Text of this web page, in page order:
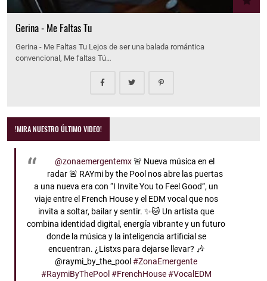
Gerina - Me Faltas Tu
Gerina - Me Faltas Tu Lejos de ser una balada romántica
convencional, Me faltas Tú…
!MIRA NUESTRO ÚLTIMO VIDEO!
@zonaemergentemx🚨 Nueva música en el
radar 🚨 RAYmi by the Pool nos abre las puertas
a una nueva era con “I Invite You to Feel Good”, un
viaje entre el French House y el EDM vocal que nos
invita a soltar, bailar y sentir. ✨🐱 Un artista que
combina identidad digital, energía vibrante y un futuro
donde la música y la inteligencia artificial se
encuentran. ¿Listxs para dejarse llevar? 🎶
@raymi_by_the_pool#ZonaEmergente
#RaymiByThePool #FrenchHouse #VocalEDM